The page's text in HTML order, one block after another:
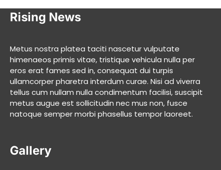
Rising News
Metus nostra platea taciti nascetur vulputate
himenaeos primis vitae, tristique vehicula nulla per
eros erat fames sed in, consequat dui turpis
ullamcorper pharetra interdum curae. Nisi ad viverra
tellus cum nullam nulla condimentum facilisi, suscipit
metus augue est sollicitudin nec mus non, fusce
natoque semper morbi phasellus tempor laoreet.
Gallery